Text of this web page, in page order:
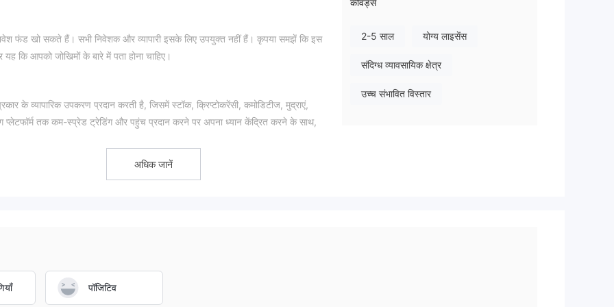
फंड खो सकते हैं। सभी निवेशक और व्यापारी इसके लिए उपयुक्त नहीं हैं। कृपया समझें कि इस
कि आपको जोखिमों के बारे में पता होना चाहिए।
के व्यापारिक उपकरण प्रदान करती है, जिसमें स्टॉक, क्रिप्टोकरेंसी, कमोडिटीज, मुद्राएं,
तक कम-स्प्रेड ट्रेडिंग और पहुंच प्रदान करने पर अपना ध्यान केंद्रित करने के साथ,
की एक विविध श्रेणी और व्यापक शैक्षिक संसाधनों की पेशकश करते हुए, टीडी अमेरिट्रेड को
अनुभव की तलाश करने की सिफारिश की जाती है।
रॉबिनहुड शुरुआती निवेशकों से अपील करता है जो सादगी और पहुंच को प्राथमिकता देते हैं।
2-5 साल योग्य लाइसेंस
संदिग्ध व्यावसायिक क्षेत्र
उच्च संभावित विस्तार
अधिक जानें
पॉजिटिव